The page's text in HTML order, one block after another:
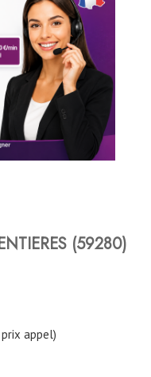
(59280)
appel)